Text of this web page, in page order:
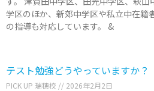
学区のほか、新郊中学区や私立中在籍
の指導も対応しています。 &
テスト勉強どうやっていますか？
PICK UP 瑞穂校 2026年2月2日